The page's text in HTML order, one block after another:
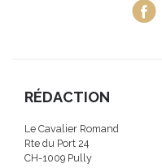
RÉDACTION
Le Cavalier Romand
Rte du Port 24
CH-1009 Pully